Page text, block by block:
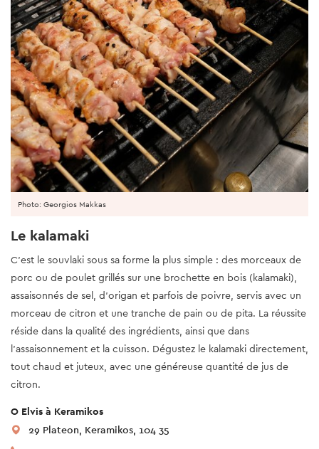
Photo: Georgios Makkas
Le kalamaki
C’est le souvlaki sous sa forme la plus simple : des morceaux de
porc ou de poulet grillés sur une brochette en bois (kalamaki),
assaisonnés de sel, d’origan et parfois de poivre, servis avec un
morceau de citron et une tranche de pain ou de pita. La réussite
réside dans la qualité des ingrédients, ainsi que dans
l’assaisonnement et la cuisson. Dégustez le kalamaki directement,
tout chaud et juteux, avec une généreuse quantité de jus de
citron.
O Elvis à Keramikos
29 Plateon, Keramikos, 104 35